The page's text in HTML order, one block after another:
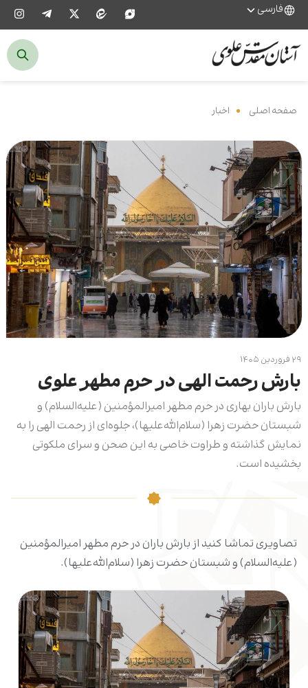
فارسی
صفحه اصلی اخبار
۲۹ فروردین ۱۴۰۵
بارش رحمت الهی در حرم مطهر علوی
بارش باران بهاری در حرم مطهر امیرالمؤمنین (علیه‌السلام) و
شبستان حضرت زهرا (سلام‌الله‌علیها)، جلوه‌ای از رحمت الهی را به
نمایش گذاشته و طراوت خاصی به این صحن و سرای ملکوتی
بخشیده است.
تصاویری تماشا کنید از بارش باران در حرم مطهر امیرالمؤمنین
(علیه‌السلام) و شبستان حضرت زهرا (سلام‌الله‌علیها).